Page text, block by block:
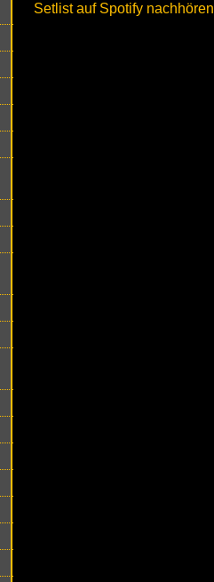
Setlist auf Spotify nachhören